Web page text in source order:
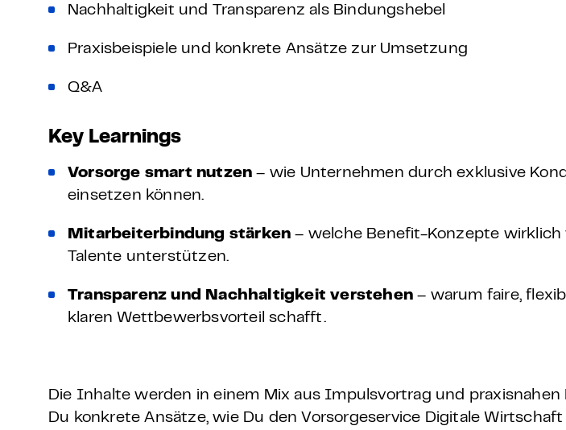
Nachhaltigkeit und Transparenz als Bindungshebel
Praxisbeispiele und konkrete Ansätze zur Umsetzung
Q&A
Key Learnings
Vorsorge smart nutzen – wie Unternehmen durch exklusive
einsetzen können.
Mitarbeiterbindung stärken – welche Benefit-Konzepte
Talente unterstützen.
Transparenz und Nachhaltigkeit verstehen – warum faire,
klaren Wettbewerbsvorteil schafft.
Die Inhalte werden in einem Mix aus Impulsvortrag und
Du konkrete Ansätze, wie Du den Vorsorgeservice Digitale